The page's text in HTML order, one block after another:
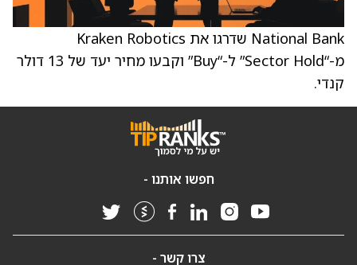
National Bank שדרגו את Kraken Robotics
מ-“Sector Hold” ל-“Buy” וקבעו מחיר יעד של 13 דולר
קנדי.
חפשו אותנו -
צרו קשר -